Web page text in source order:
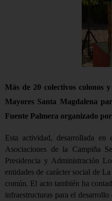
Más de 20 colectivos colonos
Mayores Santa Magdalena
Fuente Palmera organizado
Esta actividad, desarrollada
Asociaciones de la Campiña
Presidencia y Administración
entidades de carácter social de
común. El acto también ha
infraestructuras para el